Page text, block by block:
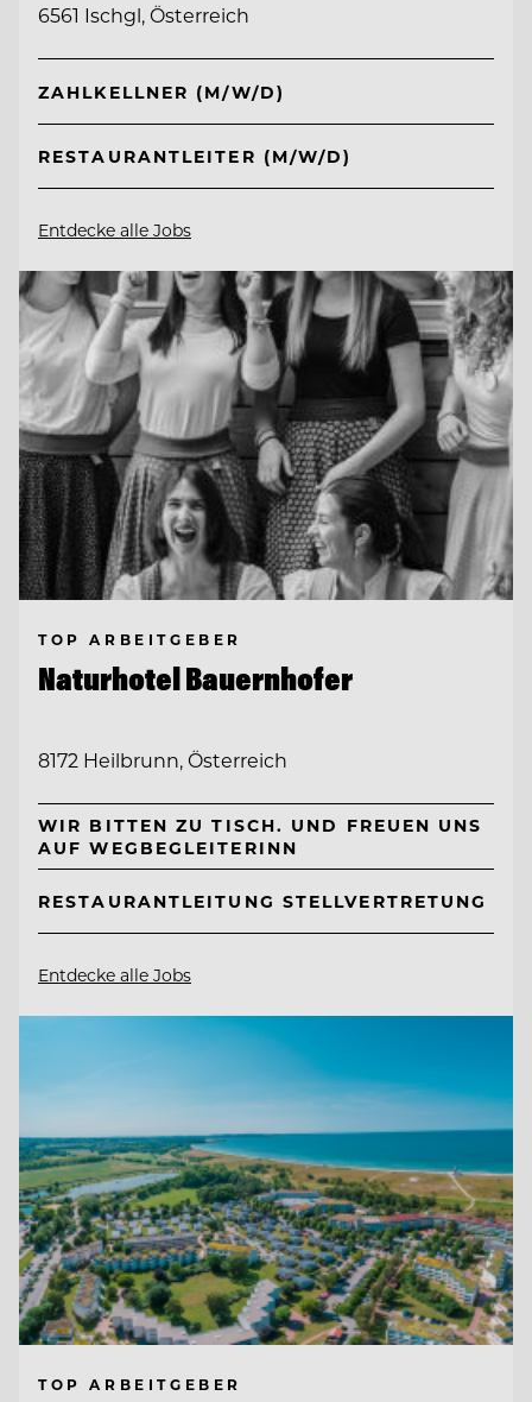
6561 Ischgl, Österreich
ZAHLKELLNER (M/W/D)
RESTAURANTLEITER (M/W/D)
Entdecke alle Jobs
TOP ARBEITGEBER
Naturhotel Bauernhofer
8172 Heilbrunn, Österreich
WIR BITTEN ZU TISCH. UND FREUEN UNS
AUF WEGBEGLEITERINN
RESTAURANTLEITUNG STELLVERTRETUNG
Entdecke alle Jobs
TOP ARBEITGEBER